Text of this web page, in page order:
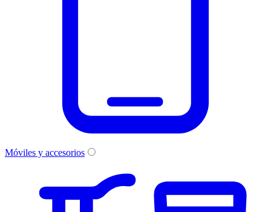
Móviles y accesorios